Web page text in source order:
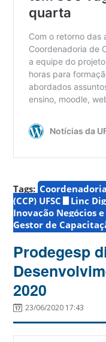
Tags:
(CCP) UFSC
Linc
Inovação Negócios e
Gestor de
Prodegesp
2020
23/06/2020 17:43